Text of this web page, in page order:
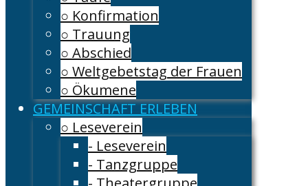
○ Konfirmation
○ Trauung
○ Abschied
○ Weltgebetstag der Frauen
○ Ökumene
GEMEINSCHAFT ERLEBEN
○ Leseverein
- Leseverein
- Tanzgruppe